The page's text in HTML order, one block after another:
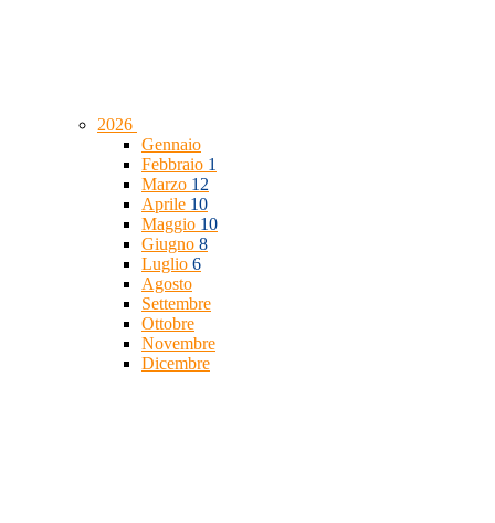
2026
Gennaio
Febbraio 1
Marzo 12
Aprile 10
Maggio 10
Giugno 8
Luglio 6
Agosto
Settembre
Ottobre
Novembre
Dicembre